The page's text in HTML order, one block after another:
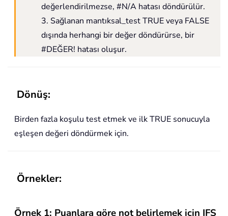
değerlendirilmezse, #N/A hatası döndürülür.
3. Sağlanan mantıksal_test TRUE veya FALSE
dışında herhangi bir değer döndürürse, bir
#DEĞER! hatası oluşur.
Dönüş:
Birden fazla koşulu test etmek ve ilk TRUE sonucuyla
eşleşen değeri döndürmek için.
Örnekler:
Örnek 1: Puanlara göre not belirlemek için IFS